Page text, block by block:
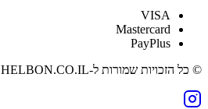
VISA
Mastercard
PayPlus
© כל הזכויות שמורות ל-HELBON.CO.IL